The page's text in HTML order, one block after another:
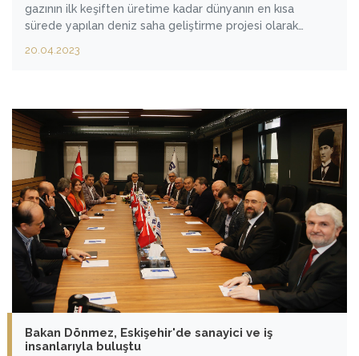
gazının ilk keşiften üretime kadar dünyanın en kısa
sürede yapılan deniz saha geliştirme projesi olarak
ulaştığında Türkiye’nin mevcut doğal gaz ihtiyacının
ihtiyacını tek başına karşılayabilecek kapasiteye sahip."
dedi.
20.04.2023
Bakan Dönmez, Eskişehir'de sanayici ve iş
insanlarıyla buluştu